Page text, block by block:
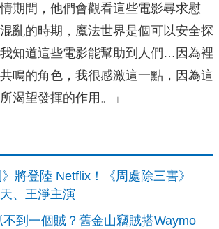
期間，他們會觀看這些電影尋求慰
亂的時期，魔法世界是個可以安全探
知道這些電影能幫助到人們…因為裡
鳴的角色，我很感激這一點，因為這
渴望發揮的作用。」
》將登陸 Netflix！《周處除三害》
、王淨主演
到一個賊？舊金山竊賊搭Waymo